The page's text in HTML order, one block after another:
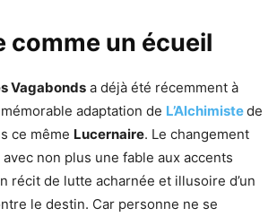
comme un écueil
Vagabonds a déjà été récemment à
adaptation de L’Alchimistede
ce même Lucernaire. Le changement
non plus une fable aux accents
récit de lutte acharnée et illusoire d’un
le destin. Car personne ne se